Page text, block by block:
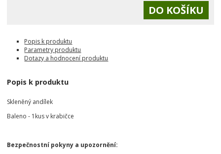
Popis k produktu
Parametry produktu
Dotazy a hodnocení produktu
Popis k produktu
Skleněný andílek
Baleno - 1kus v krabičce
Bezpečnostní pokyny a upozornění: